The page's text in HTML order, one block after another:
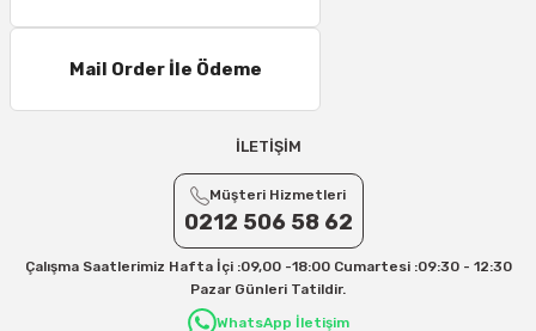
Mail Order İle Ödeme
İLETİŞİM
Müşteri Hizmetleri
0212 506 58 62
Çalışma Saatlerimiz Hafta İçi :09,00 -18:00 Cumartesi :09:30 - 12:30
Pazar Günleri Tatildir.
WhatsApp İletişim